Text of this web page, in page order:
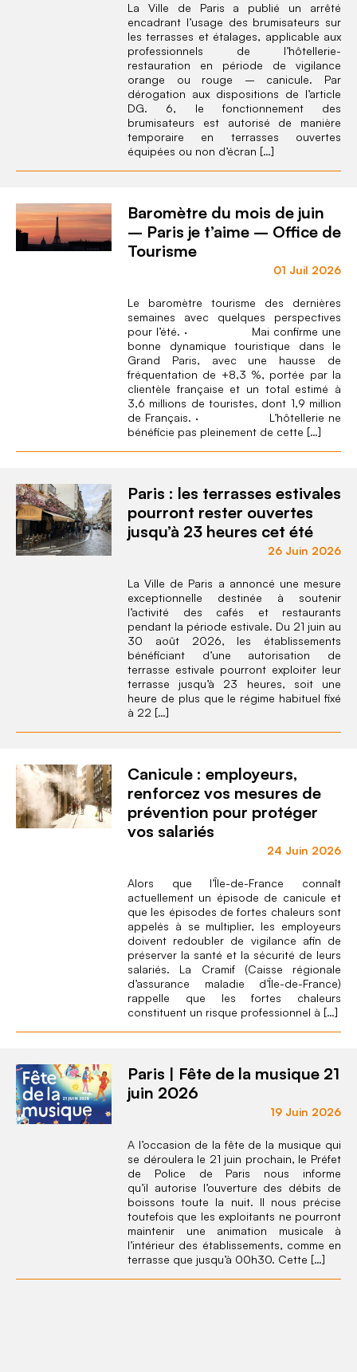
La Ville de Paris a publié un arrêté
encadrant l’usage des brumisateurs sur
les terrasses et étalages, applicable aux
professionnels de l’hôtellerie-
restauration en période de vigilance
orange ou rouge – canicule. Par
dérogation aux dispositions de l’article
DG. 6, le fonctionnement des
brumisateurs est autorisé de manière
temporaire en terrasses ouvertes
équipées ou non d’écran […]
Baromètre du mois de juin
– Paris je t’aime – Office de
Tourisme
01 Juil 2026
Le baromètre tourisme des dernières
semaines avec quelques perspectives
pour l’été. · Mai confirme une
bonne dynamique touristique dans le
Grand Paris, avec une hausse de
fréquentation de +8,3 %, portée par la
clientèle française et un total estimé à
3,6 millions de touristes, dont 1,9 million
de Français. · L’hôtellerie ne
bénéficie pas pleinement de cette […]
Paris : les terrasses estivales
pourront rester ouvertes
jusqu’à 23 heures cet été
26 Juin 2026
La Ville de Paris a annoncé une mesure
exceptionnelle destinée à soutenir
l’activité des cafés et restaurants
pendant la période estivale. Du 21 juin au
30 août 2026, les établissements
bénéficiant d’une autorisation de
terrasse estivale pourront exploiter leur
terrasse jusqu’à 23 heures, soit une
heure de plus que le régime habituel fixé
à 22 […]
Canicule : employeurs,
renforcez vos mesures de
prévention pour protéger
vos salariés
24 Juin 2026
Alors que l’Île-de-France connaît
actuellement un épisode de canicule et
que les épisodes de fortes chaleurs sont
appelés à se multiplier, les employeurs
doivent redoubler de vigilance afin de
préserver la santé et la sécurité de leurs
salariés. La Cramif (Caisse régionale
d’assurance maladie d’Île-de-France)
rappelle que les fortes chaleurs
constituent un risque professionnel à […]
Paris | Fête de la musique 21
juin 2026
19 Juin 2026
A l’occasion de la fête de la musique qui
se déroulera le 21 juin prochain, le Préfet
de Police de Paris nous informe
qu’il autorise l’ouverture des débits de
boissons toute la nuit. Il nous précise
toutefois que les exploitants ne pourront
maintenir une animation musicale à
l’intérieur des établissements, comme en
terrasse que jusqu’à 00h30. Cette […]